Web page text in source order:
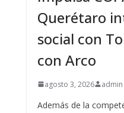
Querétaro
social con
con Arco
agosto 3, 2026 admin
Además de la